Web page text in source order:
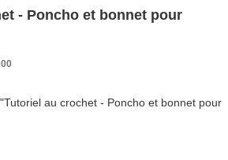
- Poncho et bonnet pour